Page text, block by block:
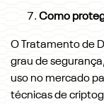
Como
O Tratamento de
grau de
uso no mercado
técnicas de